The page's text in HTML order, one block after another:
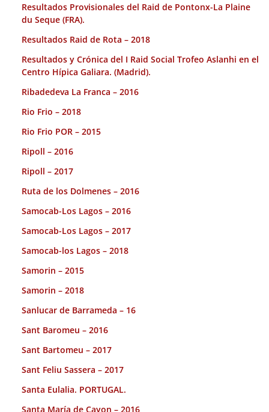
Resultados Provisionales del Raid de Pontonx-La Plaine
du Seque (FRA).
Resultados Raid de Rota – 2018
Resultados y Crónica del I Raid Social Trofeo Aslanhi en el
Centro Hípica Galiara. (Madrid).
Ribadedeva La Franca – 2016
Rio Frio – 2018
Rio Frio POR – 2015
Ripoll – 2016
Ripoll – 2017
Ruta de los Dolmenes – 2016
Samocab-Los Lagos – 2016
Samocab-Los Lagos – 2017
Samocab-los Lagos – 2018
Samorin – 2015
Samorin – 2018
Sanlucar de Barrameda – 16
Sant Baromeu – 2016
Sant Bartomeu – 2017
Sant Feliu Sassera – 2017
Santa Eulalia. PORTUGAL.
Santa María de Cayon – 2016